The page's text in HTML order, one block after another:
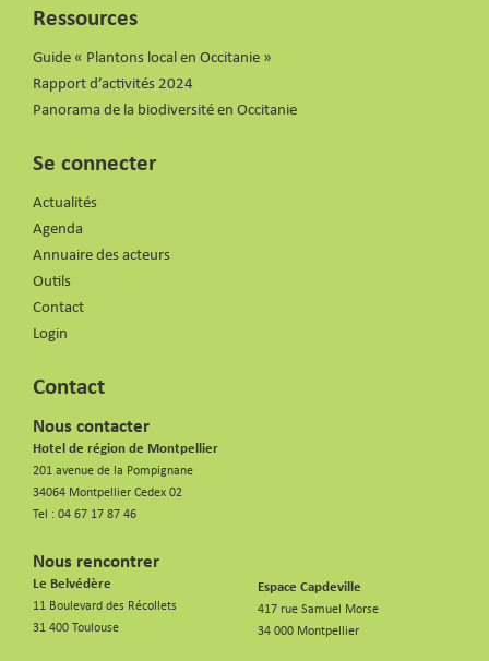
Ressources
Guide « Plantons local en Occitanie »
Rapport d’activités 2024
Panorama de la biodiversité en Occitanie
Se connecter
Actualités
Agenda
Annuaire des acteurs
Outils
Contact
Login
Contact
Nous contacter
Hotel de région de Montpellier
201 avenue de la Pompignane
34064 Montpellier Cedex 02
Tel : 04 67 17 87 46
Nous rencontrer
Le Belvédère
11 Boulevard des Récollets
31 400 Toulouse
Espace Capdeville
417 rue Samuel Morse
34 000 Montpellier